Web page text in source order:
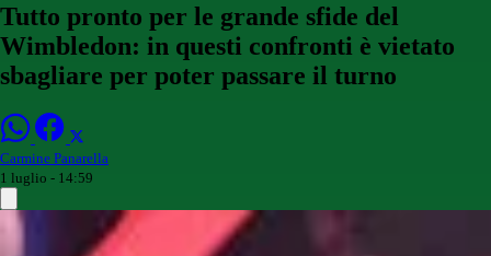
Tutto pronto per le grande sfide del
Wimbledon: in questi confronti è vietato
sbagliare per poter passare il turno
Carmine Panarella
1 luglio - 14:59